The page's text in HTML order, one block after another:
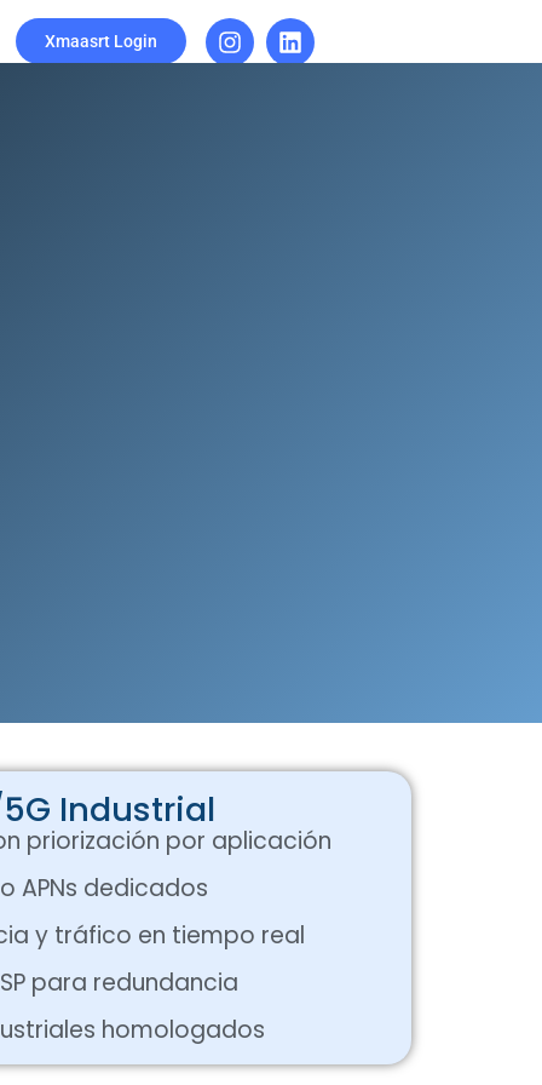
Xmaasrt Login
Industrial
priorización por aplicación
APNs dedicados
y tráfico en tiempo real
para redundancia
homologados